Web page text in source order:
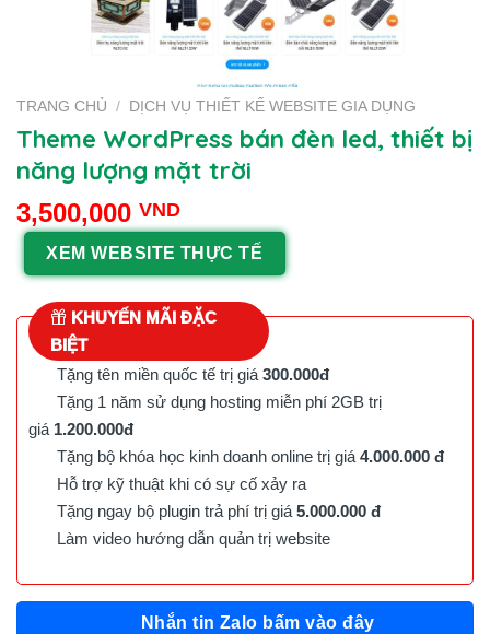
TRANG CHỦ / DỊCH VỤ THIẾT KẾ WEBSITE GIA DỤNG
Theme WordPress bán đèn led, thiết bị
năng lượng mặt trời
3,500,000 VND
XEM WEBSITE THỰC TẾ
KHUYẾN MÃI ĐẶC
BIỆT
Tặng tên miền quốc tế trị giá 300.000đ
Tặng 1 năm sử dụng hosting miễn phí 2GB trị
giá 1.200.000đ
Tặng bộ khóa học kinh doanh online trị giá 4.000.000 đ
Hỗ trợ kỹ thuật khi có sự cố xảy ra
Tặng ngay bộ plugin trả phí trị giá 5.000.000 đ
Làm video hướng dẫn quản trị website
Nhắn tin Zalo bấm vào đây